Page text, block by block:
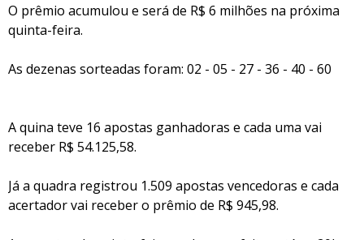
O prêmio acumulou e será de R$ 6 milhões na próxima
quinta-feira.
As dezenas sorteadas foram: 02 - 05 - 27 - 36 - 40 - 60
A quina teve 16 apostas ganhadoras e cada uma vai
receber R$ 54.125,58.
Já a quadra registrou 1.509 apostas vencedoras e cada
acertador vai receber o prêmio de R$ 945,98.